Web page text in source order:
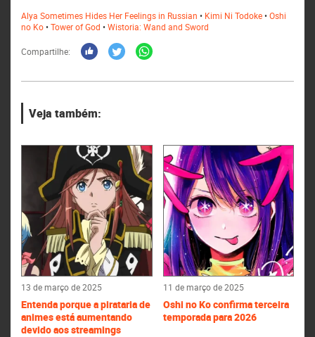
Alya Sometimes Hides Her Feelings in Russian • Kimi Ni Todoke•Oshi
no Ko•Tower of God •Wistoria: Wand and Sword
Compartilhe:
Veja também:
13 de março de 2025
Entenda porque a pirataria de
animes está aumentando
devido aos streamings
11 de março de 2025
Oshi no Ko confirma terceira
temporada para 2026